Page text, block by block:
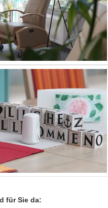
für Sie da: